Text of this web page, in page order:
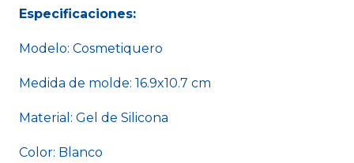
Especificaciones:
Modelo: Cosmetiquero
Medida de molde: 16.9x10.7 cm
Material: Gel de Silicona
Color: Blanco